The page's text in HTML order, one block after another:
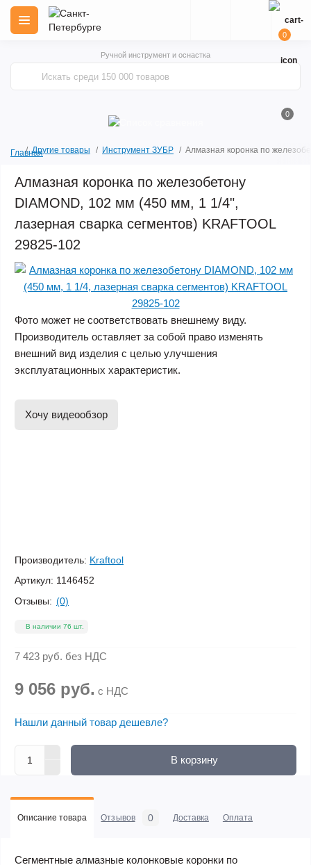
Ручной инструмент и оснастка
0
0
ГлавнаяДругие товары Инструмент ЗУБР Алмазная коронка по
Алмазная коронка по железобетону
DIAMOND, 102 мм (450 мм, 1 1/4",
лазерная сварка сегментов) KRAFTOOL
29825-102
Фото может не соответствовать внешнему виду.
Производитель оставляет за собой право изменять
внешний вид изделия с целью улучшения
эксплуатационных характеристик.
Хочу видеообзор
Производитель: Kraftool
Артикул: 1146452
Отзывы: (0)
В наличии 76 шт.
7 423 руб. без НДС
9 056 руб. с НДС
Нашли данный товар дешевле?
В корзину
Описание товара Отзывов 0 Доставка Оплата
Сегментные алмазные колонковые коронки по